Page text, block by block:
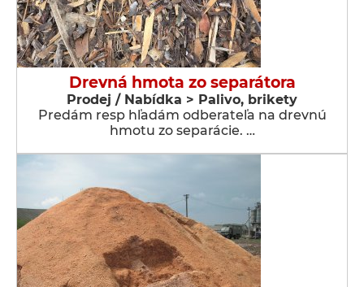
Drevná hmota zo separátora
Prodej / Nabídka > Palivo, brikety
Predám resp hľadám odberateľa na drevnú
hmotu zo separácie. …